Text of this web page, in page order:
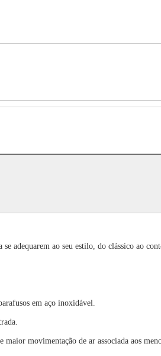
adequarem ao seu estilo, do clássico ao
em aço inoxidável.
movimentação de ar associada aos